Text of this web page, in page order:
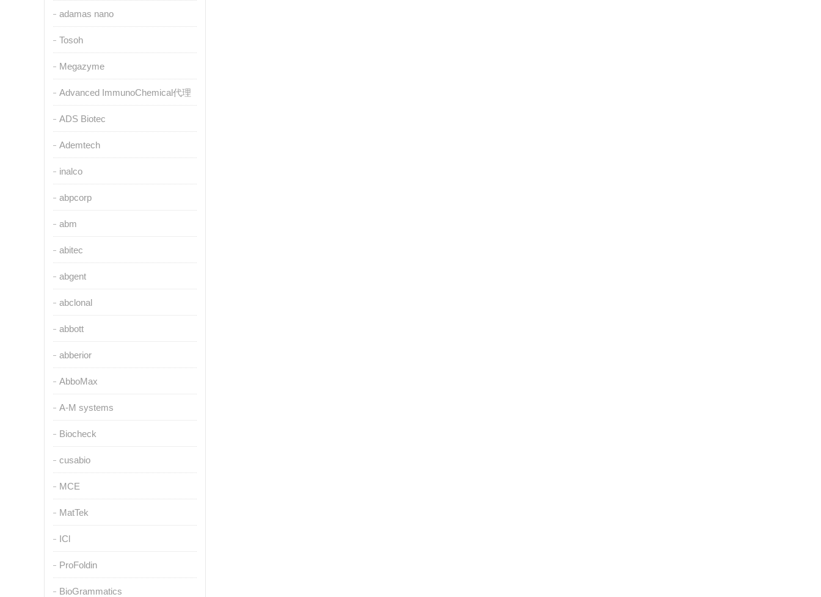
adamas nano
Tosoh
Megazyme
Advanced ImmunoChemical代理
ADS Biotec
Ademtech
inalco
abpcorp
abm
abitec
abgent
abclonal
abbott
abberior
AbboMax
A-M systems
Biocheck
cusabio
MCE
MatTek
ICl
ProFoldin
BioGrammatics